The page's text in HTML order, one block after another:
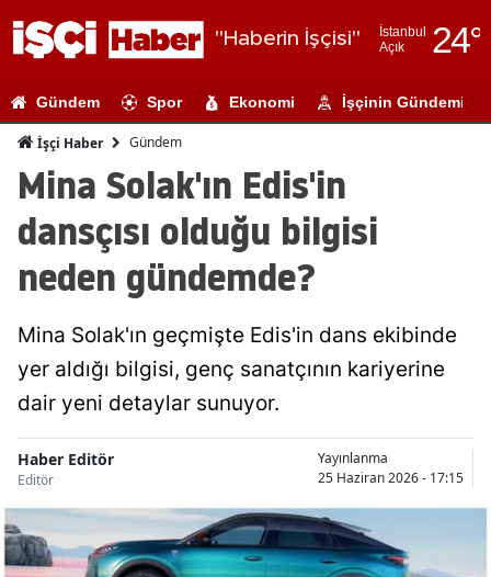
"Haberin İşçisi"
İstanbul
Açık
24°
Adıyaman
Antalya
Artvin
Balıkesir
Bilecik
Bingöl
Gündem Spor Ekonomi İşçinin Gündemi
İşçi Haber Gündem
Mina Solak'ın Edis'in
dansçısı olduğu bilgisi
neden gündemde?
Mina Solak'ın geçmişte Edis'in dans ekibinde
yer aldığı bilgisi, genç sanatçının kariyerine
dair yeni detaylar sunuyor.
Haber Editör
Editör
Yayınlanma
25 Haziran 2026 - 17:15